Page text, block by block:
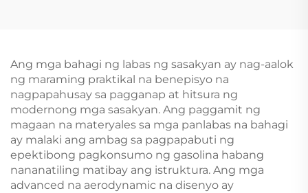
Full Body Kit
Morris Garages MG 4/ZS
Ang mga bahagi ng labas ng sasakyan ay nag-aalok
ng maraming praktikal na benepisyo na
nagpapahusay sa pagganap at hitsura ng
modernong mga sasakyan. Ang paggamit ng
magaan na materyales sa mga panlabas na bahagi
ay malaki ang ambag sa pagpapabuti ng
epektibong pagkonsumo ng gasolina habang
nananatiling matibay ang istruktura. Ang mga
advanced na aerodynamic na disenyo ay